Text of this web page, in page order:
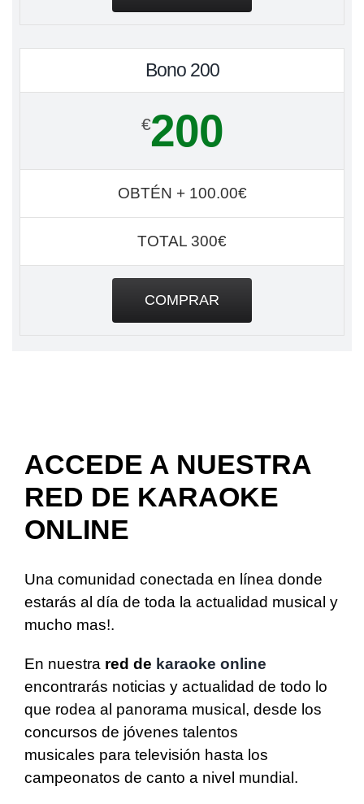
Bono 200
€200
OBTÉN + 100.00€
TOTAL 300€
COMPRAR
ACCEDE A NUESTRA
RED DE KARAOKE
ONLINE
Una comunidad conectada en línea donde
estarás al día de toda la actualidad musical y
mucho mas!.
En nuestra red de karaoke online
encontrarás noticias y actualidad de todo lo
que rodea al panorama musical, desde los
concursos de jóvenes talentos
musicales para televisión hasta los
campeonatos de canto a nivel mundial.